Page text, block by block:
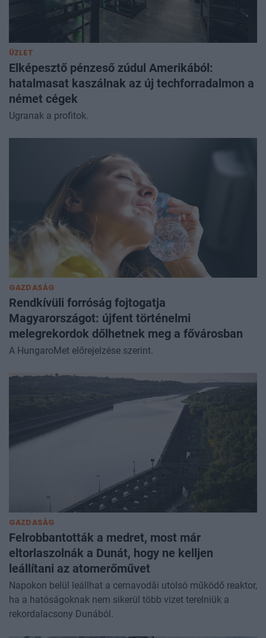
ÜZLET
Elképesztő pénzeső zúdul Amerikából:
hatalmasat kaszálnak az új techforradalmon a
német cégek
Ugranak a profitok.
GAZDASÁG
Rendkívüli forróság fojtogatja
Magyarországot: újfent történelmi
melegrekordok dőlhetnek meg a fővárosban
A HungaroMet előrejelzése szerint.
GAZDASÁG
Felrobbantották a medret, most már
eltorlaszolnák a Dunát, hogy ne kelljen
leállítani az atomerőművet
Napokon belül leállhat a cernavodăi utolsó működő reaktor,
ha a hatóságoknak nem sikerül több vizet terelniük a
rekordalacsony Dunából.